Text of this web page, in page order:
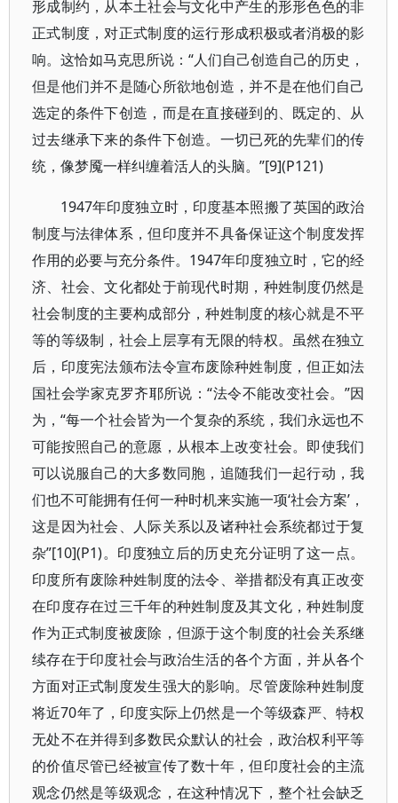
形成制约，从本土社会与文化中产生的形形色色的非
正式制度，对正式制度的运行形成积极或者消极的影
响。这恰如马克思所说：“人们自己创造自己的历史，
但是他们并不是随心所欲地创造，并不是在他们自己
选定的条件下创造，而是在直接碰到的、既定的、从
过去继承下来的条件下创造。一切已死的先辈们的传
统，像梦魇一样纠缠着活人的头脑。”[9](P121)
1947年印度独立时，印度基本照搬了英国的政治
制度与法律体系，但印度并不具备保证这个制度发挥
作用的必要与充分条件。1947年印度独立时，它的经
济、社会、文化都处于前现代时期，种姓制度仍然是
社会制度的主要构成部分，种姓制度的核心就是不平
等的等级制，社会上层享有无限的特权。虽然在独立
后，印度宪法颁布法令宣布废除种姓制度，但正如法
国社会学家克罗齐耶所说：“法令不能改变社会。”因
为，“每一个社会皆为一个复杂的系统，我们永远也不
可能按照自己的意愿，从根本上改变社会。即使我们
可以说服自己的大多数同胞，追随我们一起行动，我
们也不可能拥有任何一种时机来实施一项‘社会方案’，
这是因为社会、人际关系以及诸种社会系统都过于复
杂”[10](P1)。印度独立后的历史充分证明了这一点。
印度所有废除种姓制度的法令、举措都没有真正改变
在印度存在过三千年的种姓制度及其文化，种姓制度
作为正式制度被废除，但源于这个制度的社会关系继
续存在于印度社会与政治生活的各个方面，并从各个
方面对正式制度发生强大的影响。尽管废除种姓制度
将近70年了，印度实际上仍然是一个等级森严、特权
无处不在并得到多数民众默认的社会，政治权利平等
的价值尽管已经被宣传了数十年，但印度社会的主流
观念仍然是等级观念，在这种情况下，整个社会缺乏